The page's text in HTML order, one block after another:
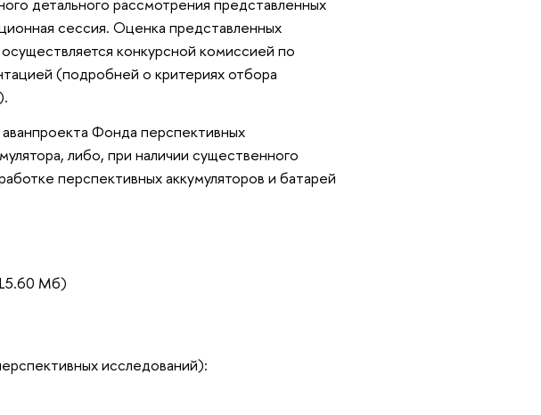
сессия. Оценка представленных
конкурсной комиссией по
(подробней о критериях отбора
Фонда перспективных
либо, при наличии существенного
перспективных аккумуляторов и батарей
Мб)
исследований):